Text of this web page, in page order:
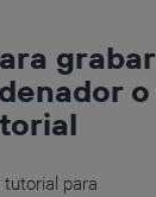
grabar
o
tutorial para